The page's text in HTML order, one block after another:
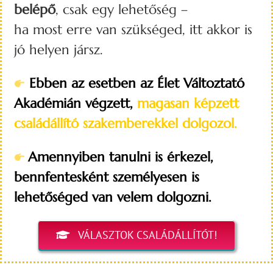
belépő, csak egy lehetőség –
ha most erre van szükséged, itt akkor is
jó helyen jársz.
Ebben az esetben az Élet Változtató
Akadémián végzett,magasan képzett
családállító szakemberekkel dolgozol.
Amennyiben tanulni is érkezel,
bennfentesként személyesen is
lehetőséged van velem dolgozni.
VÁLASZTOK CSALÁDÁLLÍTÓT!